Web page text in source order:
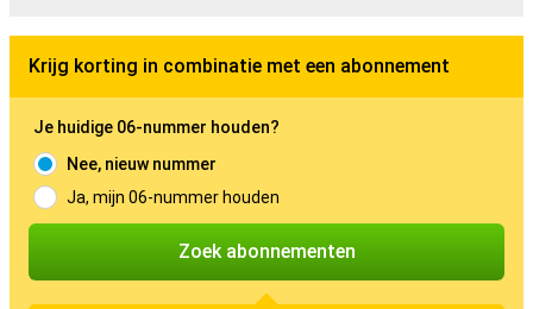
Krijg korting in combinatie met een abonnement
Je huidige 06-nummer houden?
Nee, nieuw nummer
Ja, mijn 06-nummer houden
Zoek abonnementen